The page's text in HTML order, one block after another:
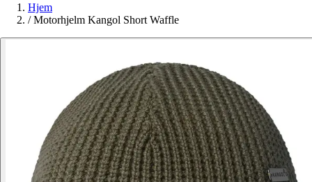
Hjem
/ Motorhjelm Kangol Short Waffle